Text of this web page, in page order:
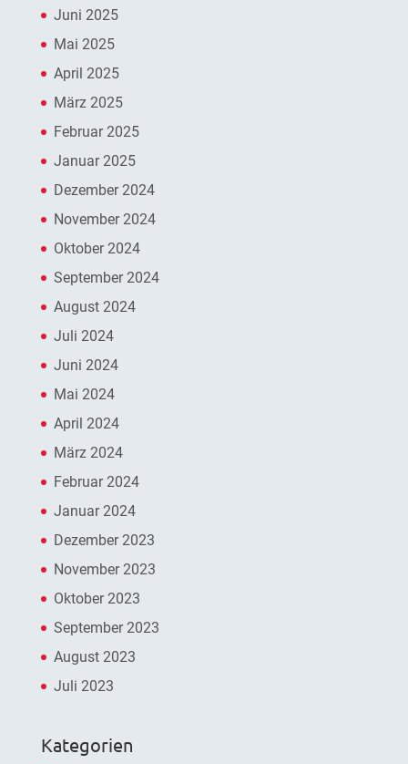
Juni 2025
Mai 2025
April 2025
März 2025
Februar 2025
Januar 2025
Dezember 2024
November 2024
Oktober 2024
September 2024
August 2024
Juli 2024
Juni 2024
Mai 2024
April 2024
März 2024
Februar 2024
Januar 2024
Dezember 2023
November 2023
Oktober 2023
September 2023
August 2023
Juli 2023
Kategorien